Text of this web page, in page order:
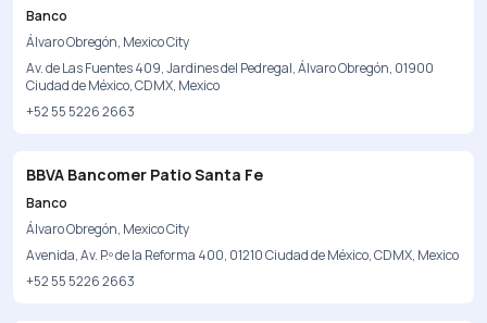
Banco
Álvaro Obregón, Mexico City
Av. de Las Fuentes 409, Jardines del Pedregal, Álvaro Obregón, 01900
Ciudad de México, CDMX, Mexico
+52 55 5226 2663
BBVA Bancomer Patio Santa Fe
Banco
Álvaro Obregón, Mexico City
Avenida, Av. P.º de la Reforma 400, 01210 Ciudad de México, CDMX, Mexico
+52 55 5226 2663